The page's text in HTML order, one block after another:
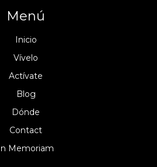
Menú
Inicio
Vívelo
Actívate
Blog
Dónde
Contact
In Memoriam